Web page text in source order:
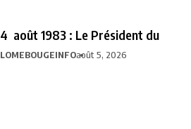
4 août 1983 : Le Président du
LOMEBOUGEINFOaoût 5, 2026